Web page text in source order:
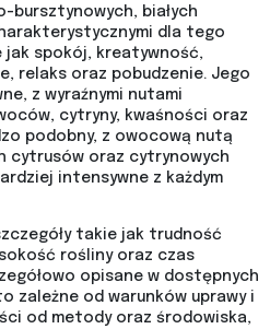
bursztynowych, białych
dla tego
jak spokój, kreatywność,
relaks oraz pobudzenie​​. Jego
z wyraźnymi nutami
cytryny, kwaśności oraz
podobny, z owocową nutą
cytrusów oraz cytrynowych
intensywne z każdym
takie jak trudność
rośliny oraz czas
opisane w dostępnych
zależne od warunków uprawy i
od metody oraz środowiska,